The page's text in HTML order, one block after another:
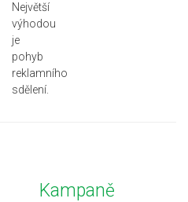
Největší
výhodou
je
pohyb
reklamního
sdělení.
Kampaně